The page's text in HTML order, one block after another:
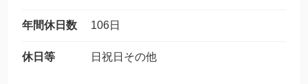
年間休日数 106日
休日等 日祝日その他